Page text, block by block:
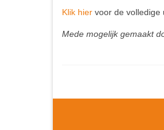
Klik hier voor de volledige
Mede mogelijk gemaakt